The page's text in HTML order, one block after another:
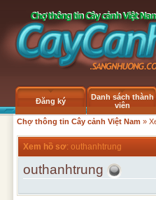
Đăng ký
Danh sách thành
viên
Chợ thông tin Cây cảnh Việt Nam »
Xem hồ sơ: outhanhtrung
outhanhtrung